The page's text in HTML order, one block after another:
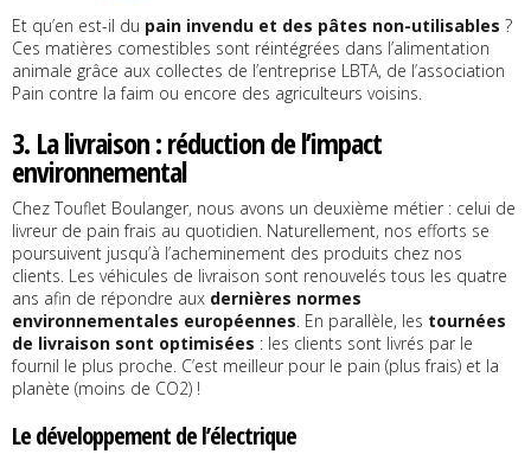
Et qu’en est-il du pain invendu et des pâtes non-utilisables ?
Ces matières comestibles sont réintégrées dans l’alimentation
animale grâce aux collectes de l’entreprise LBTA, de l’association
Pain contre la faim ou encore des agriculteurs voisins.
3. La livraison : réduction de l’impact
environnemental
Chez Touflet Boulanger, nous avons un deuxième métier : celui de
livreur de pain frais au quotidien. Naturellement, nos efforts se
poursuivent jusqu’à l’acheminement des produits chez nos
clients. Les véhicules de livraison sont renouvelés tous les quatre
ans afin de répondre aux dernières normes
environnementales européennes. En parallèle, les tournées
de livraison sont optimisées : les clients sont livrés par le
fournil le plus proche. C’est meilleur pour le pain (plus frais) et la
planète (moins de CO2) !
Le développement de l’électrique